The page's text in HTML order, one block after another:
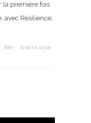
la première fois
avec Résilience,
Rire, Seul en scène,